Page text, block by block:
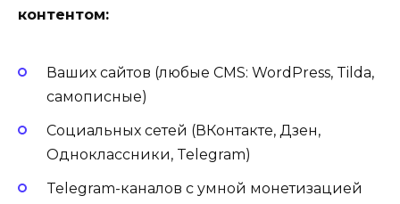
контентом:
Ваших сайтов (любые CMS: WordPress, Tilda,
самописные)
Социальных сетей (ВКонтакте, Дзен,
Одноклассники, Telegram)
Telegram-каналов с умной монетизацией